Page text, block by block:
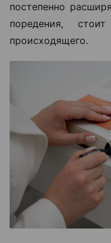
постепенно
поредения,
происходящего.